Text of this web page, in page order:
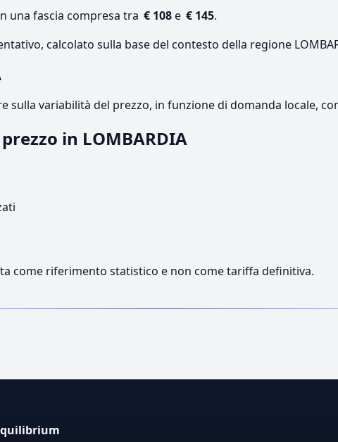
una fascia compresa tra € 108e € 145.
calcolato sulla base del contesto della regione
sulla variabilità del prezzo, in funzione di domanda locale,
in LOMBARDIA
come riferimento statistico e non come tariffa definitiva.